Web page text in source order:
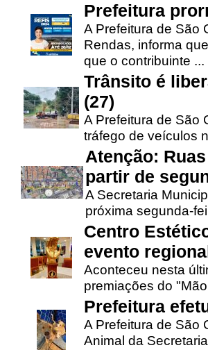
Prefeitura
A Prefeitura de São
Rendas, informa
que o contribuinte ...
Trânsito é
(27)
A Prefeitura de São
tráfego de veículos
Atenção:
partir de
A Secretaria
próxima segunda-
Centro
evento
Aconteceu nesta
premiações do
Prefeitura
A Prefeitura de São
Animal da